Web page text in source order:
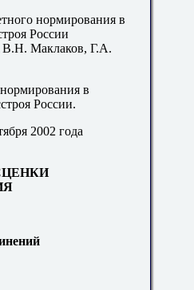
нормирования в
России
В.Н. Маклаков, Г.А.
в
России.
2002 года